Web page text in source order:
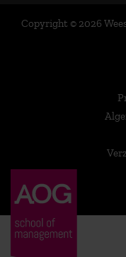
Copyright © 2026